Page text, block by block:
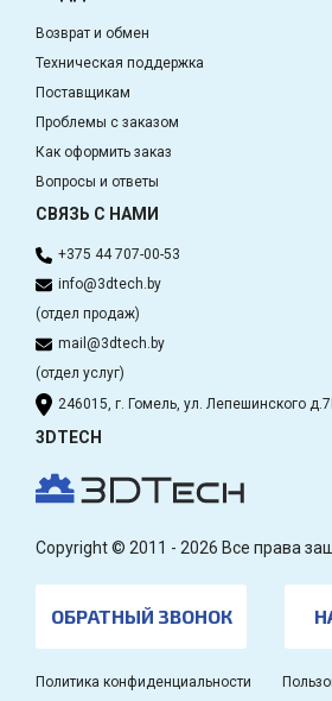
Возврат и обмен
Техническая поддержка
Поставщикам
Проблемы с заказом
Как оформить заказ
Вопросы и ответы
СВЯЗЬ С НАМИ
+375 44 707-00-53
info@3dtech.by
(отдел продаж)
mail@3dtech.by
(отдел услуг)
246015, г. Гомель, ул. Лепешинского
3DTECH
Copyright © 2011 - 2026 Все права
ОБРАТНЫЙ ЗВОНОК
Политика конфиденциальности